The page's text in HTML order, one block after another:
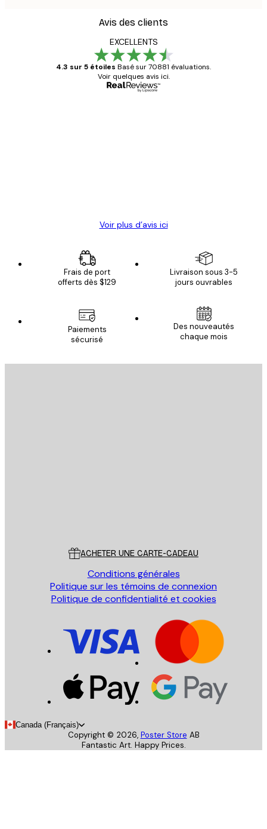
Avis des clients
EXCELLENTS
4.3 sur 5 étoiles Basé sur 70881 évaluations.
Voir quelques avis ici.
Voir plus d’avis ici
Frais de port
offerts dès $129
Livraison sous 3-5
jours ouvrables
Paiements
sécurisé
Des nouveautés
chaque mois
ACHETER UNE CARTE-CADEAU
Conditions générales
Politique sur les témoins de connexion
Politique de confidentialité et cookies
Canada (Français)
Copyright © 2026, Poster Store AB
Fantastic Art. Happy Prices.